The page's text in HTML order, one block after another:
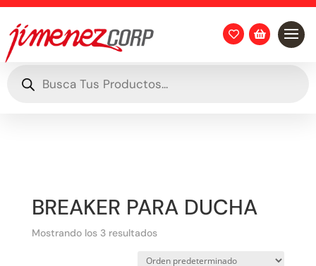
 
productos
BREAKER PARA DUCHA
Mostrando los 3 resultados